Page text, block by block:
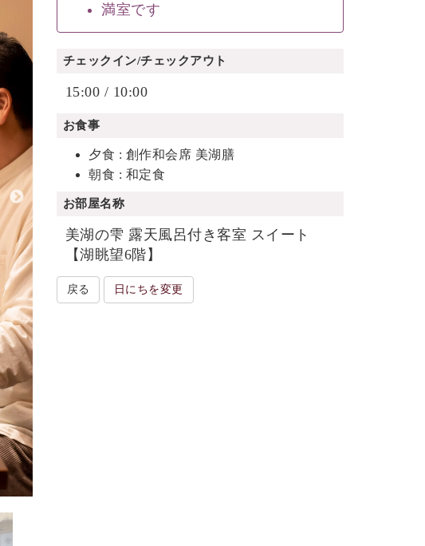
満室です
チェックイン/チェックアウト
15:00 / 10:00
お食事
夕食 : 創作和会席 美湖膳
朝食 : 和定食
お部屋名称
美湖の雫 露天風呂付き客室 スイート
【湖眺望6階】
戻る 日にちを変更